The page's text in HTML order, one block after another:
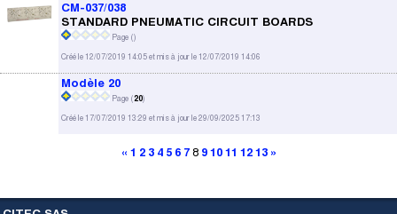
CM-037/038
STANDARD PNEUMATIC CIRCUIT BOARDS
Page ()
Créé le 12/07/2019 14:05 et mis à jour le 12/07/2019 14:06
Modèle 20
Page (20)
Créé le 17/07/2019 13:29 et mis à jour le 29/09/2025 17:13
« 1 2 3 4 5 6 78 9 10 11 12 13 »